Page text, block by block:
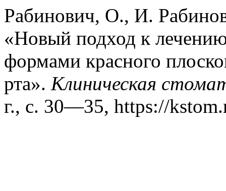
Рабинович, О., И.
«Новый подход к
формами красного
рта». Клиническая
г., с. 30—35, https://